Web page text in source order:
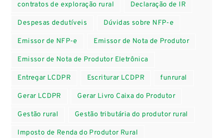
contratos de exploração rural Declaração de IR
Despesas dedutíveis Dúvidas sobre NFP-e
Emissor de NFP-e Emissor de Nota de Produtor
Emissor de Nota de Produtor Eletrônica
Entregar LCDPR Escriturar LCDPR funrural
Gerar LCDPR Gerar Livro Caixa do Produtor
Gestão rural Gestão tributária do produtor rural
Imposto de Renda do Produtor Rural